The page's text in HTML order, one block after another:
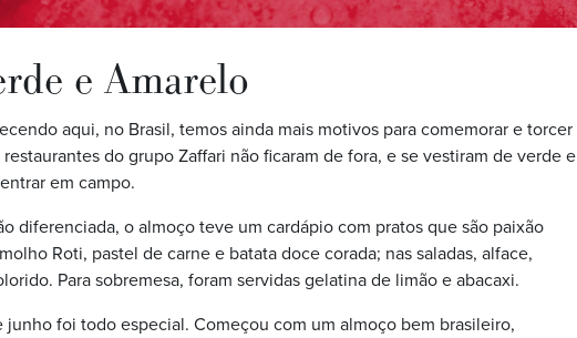
e Amarelo
aqui, no Brasil, temos ainda mais motivos para comemorar e torcer
do grupo Zaffari não ficaram de fora, e se vestiram de verde e
em campo.
diferenciada, o almoço teve um cardápio com pratos que são paixão
Roti, pastel de carne e batata doce corada; nas saladas, alface,
Para sobremesa, foram servidas gelatina de limão e abacaxi.
junho foi todo especial. Começou com um almoço bem brasileiro,